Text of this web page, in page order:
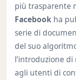
più trasparente
Facebook ha
serie di
del suo
l’introduzione
agli utenti di